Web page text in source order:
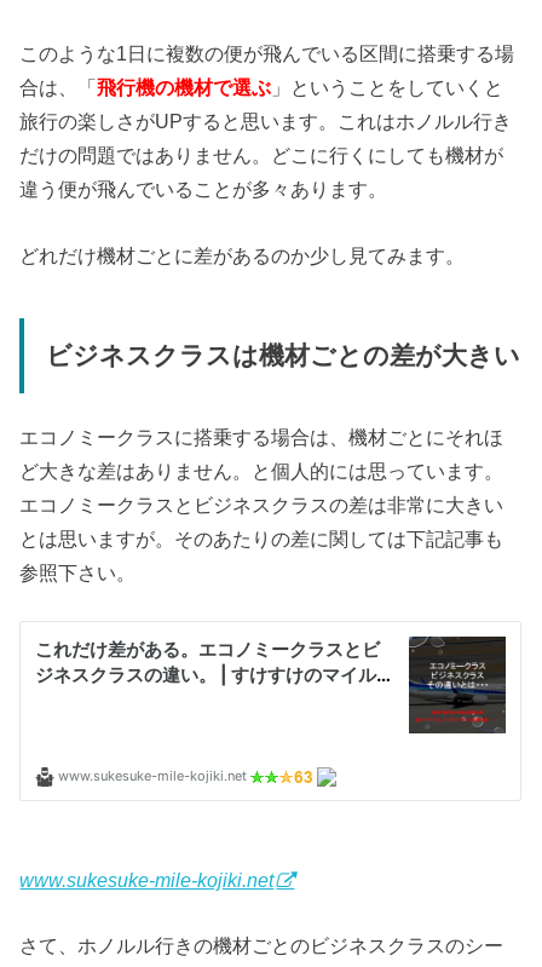
このような1日に複数の便が飛んでいる区間に搭乗する場
合は、「飛行機の機材で選ぶ 」ということをしていくと
旅行の楽しさがUPすると思います。これはホノルル行き
だけの問題ではありません。どこに行くにしても機材が
違う便が飛んでいることが多々あります。
どれだけ機材ごとに差があるのか少し見てみます。
ビジネスクラスは機材ごとの差が大きい
エコノミークラスに搭乗する場合は、機材ごとにそれほ
ど大きな差はありません。と個人的には思っています。
エコノミークラスとビジネスクラスの差は非常に大きい
とは思いますが。そのあたりの差に関しては下記記事も
参照下さい。
www.sukesuke-mile-kojiki.net
さて、ホノルル行きの機材ごとのビジネスクラスのシー